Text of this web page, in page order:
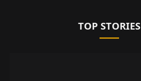
TOP STORIES